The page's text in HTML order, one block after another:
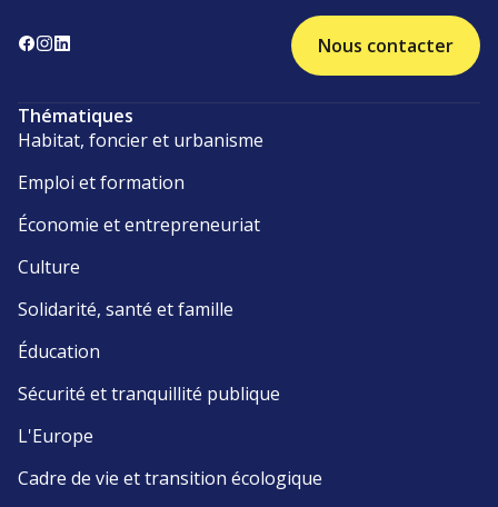
Nous contacter
Thématiques
Habitat, foncier et urbanisme
Emploi et formation
Économie et entrepreneuriat
Culture
Solidarité, santé et famille
Éducation
Sécurité et tranquillité publique
L'Europe
Cadre de vie et transition écologique